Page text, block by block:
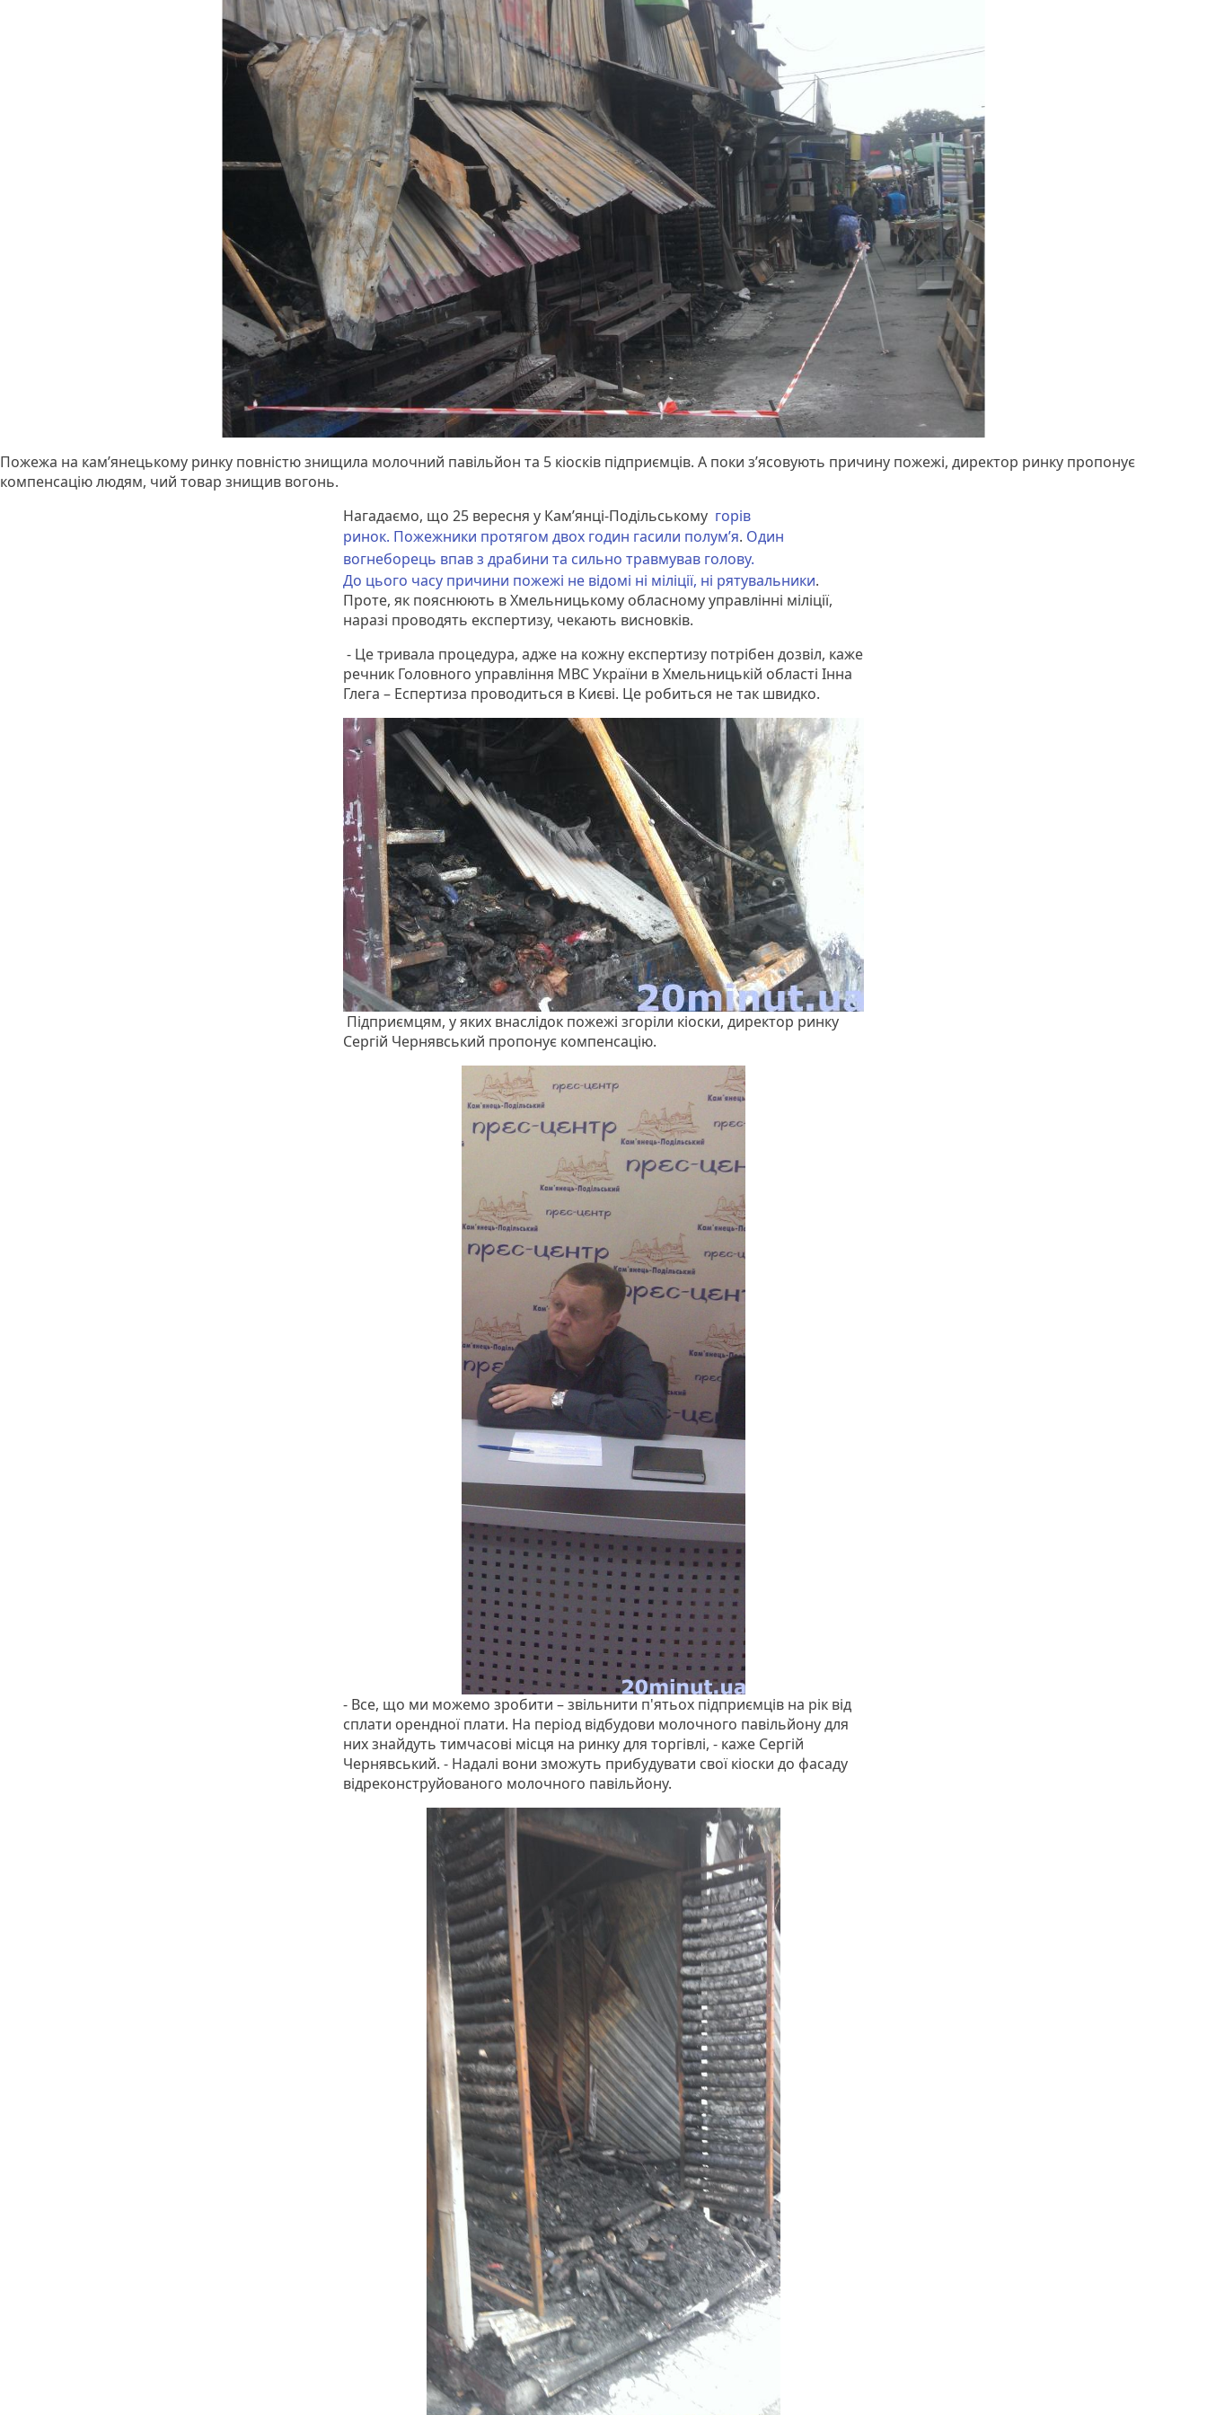
Пожежа на кам’янецькому ринку повністю знищила молочний павільйон та 5 кіосків підприємців. А поки з’ясовують причину пожежі, директор ринку пропонує
компенсацію людям, чий товар знищив вогонь.
Нагадаємо, що 25 вересня у Кам’янці-Подільському горів
ринок. Пожежники протягом двох годин гасили полум’я. Один
вогнеборець впав з драбини та сильно травмував голову.
До цього часу причини пожежі не відомі ні міліції, ні рятувальники.
Проте, як пояснюють в Хмельницькому обласному управлінні міліції,
наразі проводять експертизу, чекають висновків.
- Це тривала процедура, адже на кожну експертизу потрібен дозвіл, каже
речник Головного управління МВС України в Хмельницькій області Інна
Глега – Еспертиза проводиться в Києві. Це робиться не так швидко.
Підприємцям, у яких внаслідок пожежі згоріли кіоски, директор ринку
Сергій Чернявський пропонує компенсацію.
- Все, що ми можемо зробити – звільнити п'ятьох підприємців на рік від
сплати орендної плати. На період відбудови молочного павільйону для
них знайдуть тимчасові місця на ринку для торгівлі, - каже Сергій
Чернявський. - Надалі вони зможуть прибудувати свої кіоски до фасаду
відреконструйованого молочного павільйону.